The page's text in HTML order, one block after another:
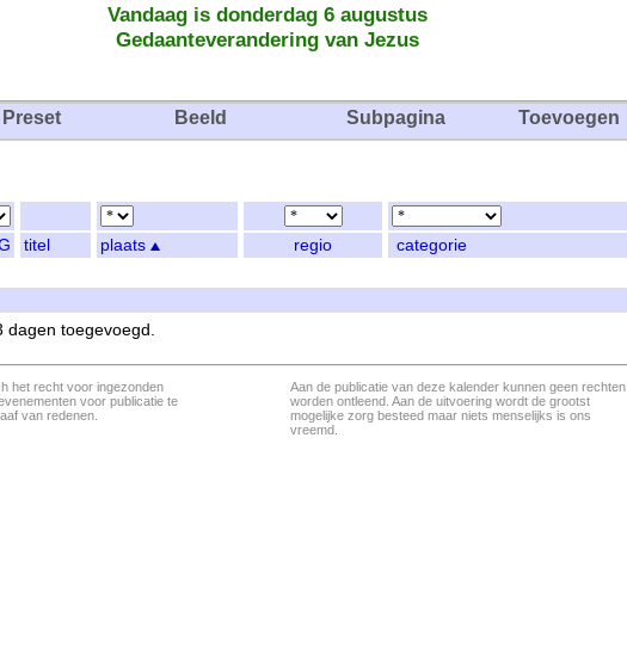
Vandaag is donderdag 6 augustus
Gedaanteverandering van Jezus
Preset Beeld Subpagina Toevoegen
titel plaats regio categorie
dagen toegevoegd.
het recht voor ingezonden
voor publicatie te
van redenen.
Aan de publicatie van deze kalender kunnen geen rechten
worden ontleend. Aan de uitvoering wordt de grootst
mogelijke zorg besteed maar niets menselijks is ons
vreemd.